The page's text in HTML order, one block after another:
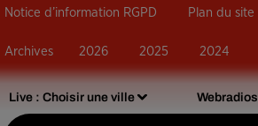
Live : Choisir une ville Webradios
Notice d’information RGPD Plan du site
Archives 2026 2025 2024